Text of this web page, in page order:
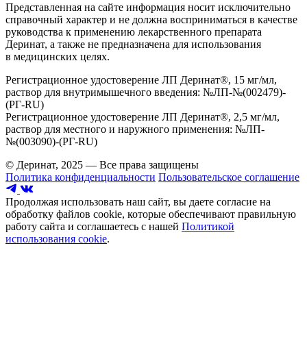
Представленная на сайте информация носит исключительно
справочный характер и не должна восприниматься в качестве
руководства к применению лекарственного препарата
Деринат, а также не предназначена для использования
в медицинских целях.
Регистрационное удостоверение ЛП Деринат®, 15 мг/мл,
раствор для внутримышечного введения: №ЛП-№(002479)-
(РГ-RU)
Регистрационное удостоверение ЛП Деринат®, 2,5 мг/мл,
раствор для местного и наружного применения: №ЛП-
№(003090)-(РГ-RU)
© Деринат, 2025 — Все права защищены
Политика конфиденциальности Пользовательское соглашение
Продолжая использовать наш сайт, вы даете согласие на
обработку файлов cookie, которые обеспечивают правильную
работу сайта и соглашаетесь с нашей Политикой
использования cookie.